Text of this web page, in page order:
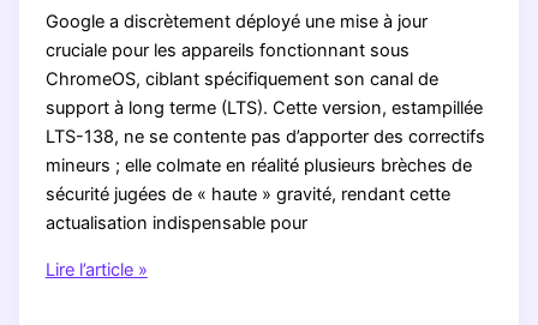
Google
ne
vous
dit
PAS
sur
les
changements
qui
Google a discrètement déployé une mise à jour
cruciale pour les appareils fonctionnant sous
ChromeOS, ciblant spécifiquement son canal de
support à long terme (LTS). Cette version, estampillée
LTS-138, ne se contente pas d’apporter des correctifs
mineurs ; elle colmate en réalité plusieurs brèches de
sécurité jugées de « haute » gravité, rendant cette
actualisation indispensable pour
URGENCE
Lire l’article »